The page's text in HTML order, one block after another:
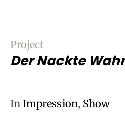
Project
Der Nackte
In Impression, Show